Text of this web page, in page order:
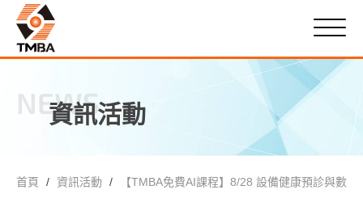
NEWS
資訊活動
首頁 資訊活動 【TMBA免費AI課程】8/28 設備健康預診與數